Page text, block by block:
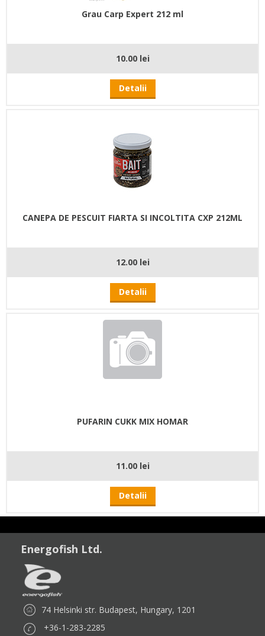
Grau Carp Expert 212 ml
10.00 lei
Detalii
CANEPA DE PESCUIT FIARTA SI INCOLTITA CXP 212ML
12.00 lei
Detalii
PUFARIN CUKK MIX HOMAR
11.00 lei
Detalii
Energofish Ltd.
74 Helsinki str. Budapest, Hungary, 1201
+36-1-283-2285